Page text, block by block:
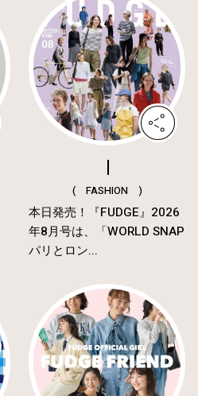
( FASHION )
本日発売！『FUDGE』2026
年8月号は、「WORLD SNAP
パリとロン...